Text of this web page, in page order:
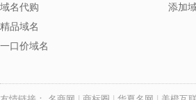
域名代购
精品域名
一口价域名
添加